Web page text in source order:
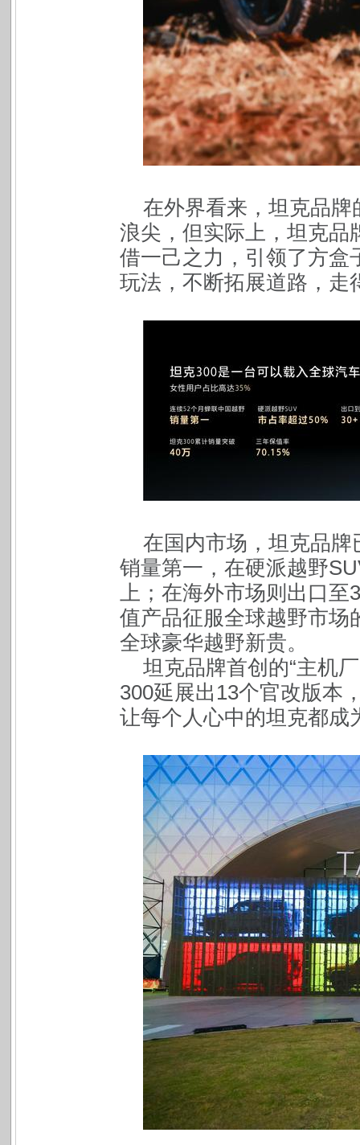
在外界看来，坦克品
浪尖，但实际上，坦克品
借一己之力，引领了方盒
玩法，不断拓展道路，走
在国内市场，坦克品
销量第一，在硬派越野
上；在海外市场则出口至
值产品征服全球越野市场
全球豪华越野新贵。
坦克品牌首创的“主机
300延展出13个官改版本
让每个人心中的坦克都成